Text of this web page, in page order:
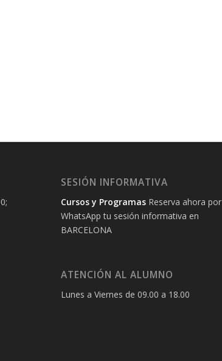
SESIÓN INFORMATIVA
Cursos y ProgramasReserva ahora por
WhatsApp tu sesión informativa en
BARCELONA
ATENCIÓN AL ALUMNO
Lunes a Viernes de 09.00 a 18.00